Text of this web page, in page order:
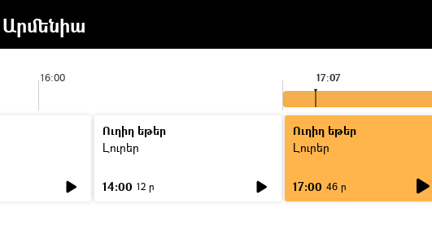
Արմենիա
16:00 17:07
Ուղիղ եթեր
Լուրեր
14:00 12 ր
Ուղիղ եթեր
Լուրեր
17:00 46 ր